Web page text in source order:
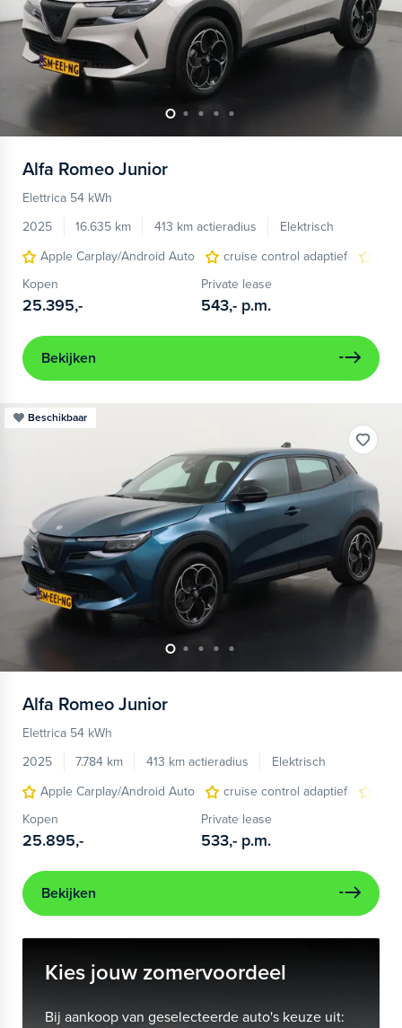
Alfa Romeo Junior
Elettrica 54 kWh
2025
16.635 km 413 km actieradius
Elektrisch
Apple Carplay/Android Auto
cruise control adaptief
Kopen
25.395,-
Private lease
543,- p.m.
Bekijken
Beschikbaar
Alfa Romeo Junior
Elettrica 54 kWh
2025
7.784 km 413 km actieradius
Elektrisch
Apple Carplay/Android Auto
cruise control adaptief
Kopen
25.895,-
Private lease
533,- p.m.
Bekijken
Kies jouw zomervoordeel
Bij aankoop van geselecteerde auto's keuze uit: